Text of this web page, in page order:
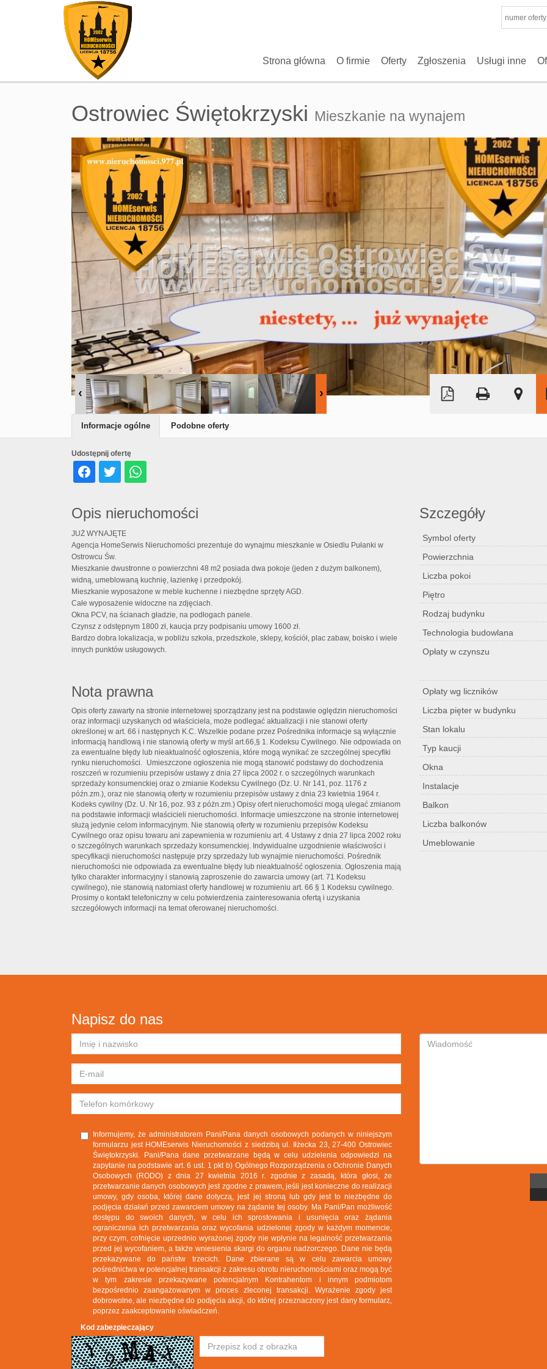
Strona główna O firmie Oferty Zgłoszenia Usługi inne
Ostrowiec Świętokrzyski Mieszkanie na wynajem
+
Leaflet|© MapTiler ©OpenStreetMap
Udostępnij ofertę
Informacje ogólne Podobne oferty
Opis nieruchomości
JUŻ WYNAJĘTE
Agencja HomeSerwis Nieruchomości prezentuje do wynajmu mieszkanie w Osiedlu Pułanki w
Ostrowcu Św.
Mieszkanie dwustronne o powierzchni 48 m2 posiada dwa pokoje (jeden z dużym balkonem),
widną, umeblowaną kuchnię, łazienkę i przedpokój.
Mieszkanie wyposażone w meble kuchenne i niezbędne sprzęty AGD.
Całe wyposażenie widoczne na zdjęciach.
Okna PCV, na ścianach gładzie, na podłogach panele.
Czynsz z odstępnym 1800 zł, kaucja przy podpisaniu umowy 1600 zł.
Bardzo dobra lokalizacja, w pobliżu szkoła, przedszkole, sklepy, kościół, plac zabaw, boisko i wiele
innych punktów usługowych.
Nota prawna
Opis oferty zawarty na stronie internetowej sporządzany jest na podstawie oględzin nieruchomości
oraz informacji uzyskanych od właściciela, może podlegać aktualizacji i nie stanowi oferty
określonej w art. 66 i następnych K.C. Wszelkie podane przez Pośrednika informacje są wyłącznie
informacją handlową i nie stanowią oferty w myśl art.66,§ 1. Kodeksu Cywilnego. Nie odpowiada on
za ewentualne błędy lub nieaktualność ogłoszenia, które mogą wynikać ze szczególnej specyfiki
rynku nieruchomości. Umieszczone ogłoszenia nie mogą stanowić podstawy do dochodzenia
roszczeń w rozumieniu przepisów ustawy z dnia 27 lipca 2002 r. o szczególnych warunkach
sprzedaży konsumenckiej oraz o zmianie Kodeksu Cywilnego (Dz. U. Nr 141, poz. 1176 z
późn.zm.), oraz nie stanowią oferty w rozumieniu przepisów ustawy z dnia 23 kwietnia 1964 r.
Kodeks cywilny (Dz. U. Nr 16, poz. 93 z póżn.zm.) Opisy ofert nieruchomości mogą ulegać zmianom
na podstawie informacji właścicieli nieruchomości. Informacje umieszczone na stronie internetowej
służą jedynie celom informacyjnym. Nie stanowią oferty w rozumieniu przepisów Kodeksu
Cywilnego oraz opisu towaru ani zapewnienia w rozumieniu art. 4 Ustawy z dnia 27 lipca 2002 roku
o szczególnych warunkach sprzedaży konsumenckiej. Indywidualne uzgodnienie właściwości i
specyfikacji nieruchomości następuje przy sprzedaży lub wynajmie nieruchomości. Pośrednik
nieruchomości nie odpowiada za ewentualne błędy lub nieaktualność ogłoszenia. Ogłoszenia mają
tylko charakter informacyjny i stanowią zaproszenie do zawarcia umowy (art. 71 Kodeksu
cywilnego), nie stanowią natomiast oferty handlowej w rozumieniu art. 66 § 1 Kodeksu cywilnego.
Prosimy o kontakt telefoniczny w celu potwierdzenia zainteresowania ofertą i uzyskania
szczegółowych informacji na temat oferowanej nieruchomości.
Szczegóły
Symbol oferty
Powierzchnia
Liczba pokoi
Piętro
Rodzaj budynku
Technologia budowlana
Opłaty w czynszu
Opłaty wg liczników
Liczba pięter w budynku
Stan lokalu
Typ kaucji
Okna
Instalacje
Balkon
Liczba balkonów
Umeblowanie
Napisz do nas
Informujemy, że administratorem Pani/Pana danych osobowych podanych w niniejszym
formularzu jest HOMEserwis Nieruchomości z siedzibą ul. Iłżecka 23, 27-400 Ostrowiec
Świętokrzyski. Pani/Pana dane przetwarzane będą w celu udzielenia odpowiedzi na
zapytanie na podstawie art. 6 ust. 1 pkt b) Ogólnego Rozporządzenia o Ochronie Danych
Osobowych (RODO) z dnia 27 kwietnia 2016 r. zgodnie z zasadą, która głosi, że
przetwarzanie danych osobowych jest zgodne z prawem, jeśli jest konieczne do realizacji
umowy, gdy osoba, której dane dotyczą, jest jej stroną lub gdy jest to niezbędne do
podjęcia działań przed zawarciem umowy na żądanie tej osoby. Ma Pani/Pan możliwość
dostępu do swoich danych, w celu ich sprostowania i usunięcia oraz żądania
ograniczenia ich przetwarzania oraz wycofania udzielonej zgody w każdym momencie,
przy czym, cofnięcie uprzednio wyrażonej zgody nie wpłynie na legalność przetwarzania
przed jej wycofaniem, a także wniesienia skargi do organu nadzorczego. Dane nie będą
przekazywane do państw trzecich. Dane zbierane są w celu zawarcia umowy
pośrednictwa w potencjalnej transakcji z zakresu obrotu nieruchomościami oraz mogą być
w tym zakresie przekazywane potencjalnym Kontrahentom i innym podmiotom
bezpośrednio zaangażowanym w proces zleconej transakcji. Wyrażenie zgody jest
dobrowolne, ale niezbędne do podjęcia akcji, do której przeznaczony jest dany formularz,
poprzez zaakceptowanie oświadczeń.
Kod zabezpieczający